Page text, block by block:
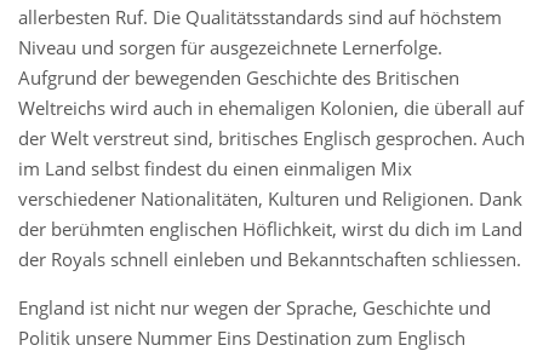
allerbesten Ruf. Die Qualitätsstandards sind auf höchstem
Niveau und sorgen für ausgezeichnete Lernerfolge.
Aufgrund der bewegenden Geschichte des Britischen
Weltreichs wird auch in ehemaligen Kolonien, die überall auf
der Welt verstreut sind, britisches Englisch gesprochen. Auch
im Land selbst findest du einen einmaligen Mix
verschiedener Nationalitäten, Kulturen und Religionen. Dank
der berühmten englischen Höflichkeit, wirst du dich im Land
der Royals schnell einleben und Bekanntschaften schliessen.
England ist nicht nur wegen der Sprache, Geschichte und
Politik unsere Nummer Eins Destination zum Englisch